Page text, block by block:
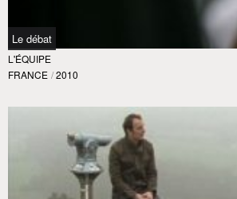
Le débat
L'ÉQUIPE
FRANCE / 2010